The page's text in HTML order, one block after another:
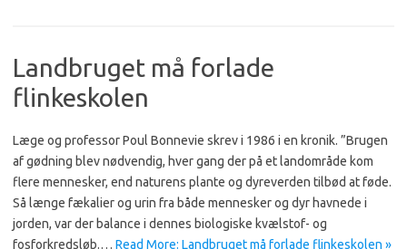
Landbruget må forlade
flinkeskolen
Læge og professor Poul Bonnevie skrev i 1986 i en kronik. ”Brugen
af gødning blev nødvendig, hver gang der på et landområde kom
flere mennesker, end naturens plante og dyreverden tilbød at føde.
Så længe fækalier og urin fra både mennesker og dyr havnede i
jorden, var der balance i dennes biologiske kvælstof- og
fosforkredsløb.… Read More: Landbruget må forlade flinkeskolen »